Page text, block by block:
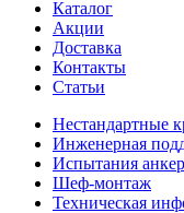
Каталог
Акции
Доставка
Контакты
Статьи
Нестандартные
Инженерная
Испытания
Шеф-монтаж
Техническая